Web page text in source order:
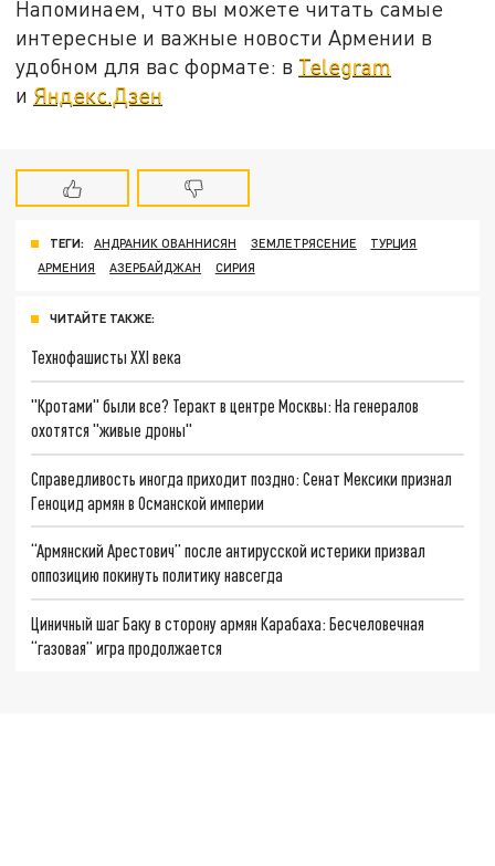
Напоминаем, что вы можете читать самые
интересные и важные новости Армении в
удобном для вас формате: в Telegram
и Яндекс.Дзен
ТЕГИ: АНДРАНИК ОВАННИСЯН ЗЕМЛЕТРЯСЕНИЕ
ТУРЦИЯ
АРМЕНИЯ
АЗЕРБАЙДЖАН СИРИЯ
ЧИТАЙТЕ ТАКЖЕ:
Технофашисты XXI века
"Кротами" были все? Теракт в центре Москвы: На генералов
охотятся "живые дроны"
Справедливость иногда приходит поздно: Сенат Мексики признал
Геноцид армян в Османской империи
“Армянский Арестович” после антирусской истерики призвал
оппозицию покинуть политику навсегда
Циничный шаг Баку в сторону армян Карабаха: Бесчеловечная
“газовая” игра продолжается